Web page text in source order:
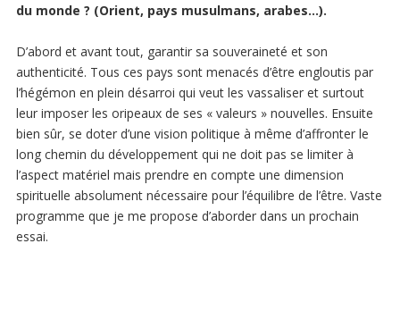
du monde ? (Orient, pays musulmans, arabes…).
D’abord et avant tout, garantir sa souveraineté et son
authenticité. Tous ces pays sont menacés d’être engloutis par
l’hégémon en plein désarroi qui veut les vassaliser et surtout
leur imposer les oripeaux de ses « valeurs » nouvelles. Ensuite
bien sûr, se doter d’une vision politique à même d’affronter le
long chemin du développement qui ne doit pas se limiter à
l’aspect matériel mais prendre en compte une dimension
spirituelle absolument nécessaire pour l’équilibre de l’être. Vaste
programme que je me propose d’aborder dans un prochain
essai.